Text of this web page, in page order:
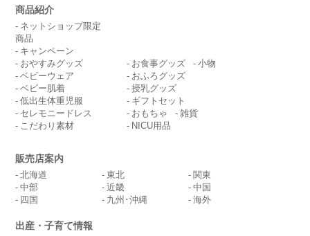
商品紹介
ネットショップ限定
商品
キャンペーン
おやすみグッズ
ベビーウェア
ベビー肌着
低出生体重児服
セレモニードレス
こだわり素材
お食事グッズ
小物
おふろグッズ
授乳グッズ
ギフトセット
おもちゃ
雑貨
NICU用品
販売店案内
北海道 東北
関東
中部
近畿
中国
四国
九州･沖縄 海外
出産・子育て情報